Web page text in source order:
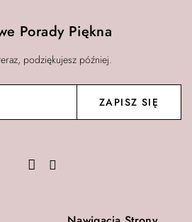
Porady Piękna
podziękujesz później.